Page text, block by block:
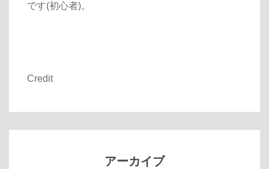
です(初心者)。
Credit
アーカイブ